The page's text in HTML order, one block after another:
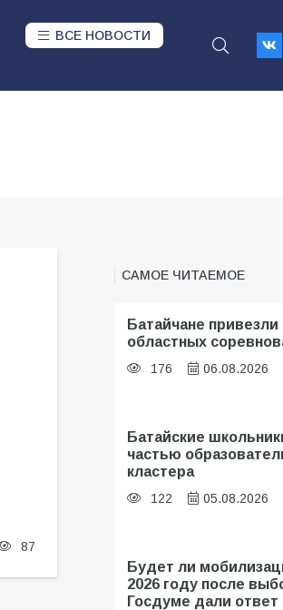
ВСЕ НОВОСТИ
87
САМОЕ ЧИТАЕМОЕ
Батайчане привезли
областных
176 06.08.2026
Батайские
частью
кластера
122 05.08.2026
Будет ли
2026 году после
Госдуме дали ответ